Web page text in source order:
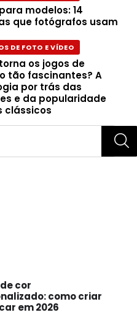
modelos: 14
que fotógrafos usam
DE FOTO E VÍDEO
os jogos de
tão fascinantes? A
por trás das
e da popularidade
clássicos
cor
como criar
em 2026